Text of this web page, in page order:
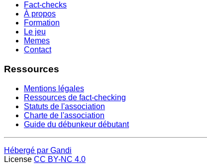
Fact-checks
À propos
Formation
Le jeu
Memes
Contact
Ressources
Mentions légales
Ressources de fact-checking
Statuts de l'association
Charte de l'association
Guide du débunkeur débutant
Hébergé par Gandi
License CC BY-NC 4.0